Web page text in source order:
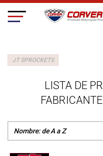
JT SPROCKETS
LISTA DE